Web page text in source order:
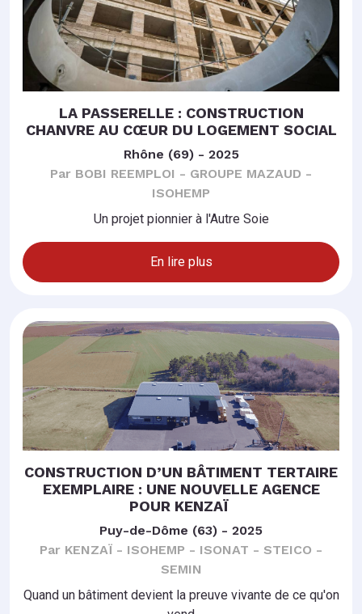
LA PASSERELLE : CONSTRUCTION
CHANVRE AU CŒUR DU LOGEMENT SOCIAL
Rhône (69) - 2025
Par BOBI REEMPLOI - GROUPE MAZAUD -
ISOHEMP
Un projet pionnier à l'Autre Soie
En lire plus
CONSTRUCTION D’UN BÂTIMENT TERTAIRE
EXEMPLAIRE : UNE NOUVELLE AGENCE
POUR KENZAÏ
Puy-de-Dôme (63) - 2025
Par KENZAÏ - ISOHEMP - ISONAT - STEICO -
SEMIN
Quand un bâtiment devient la preuve vivante de ce qu'on